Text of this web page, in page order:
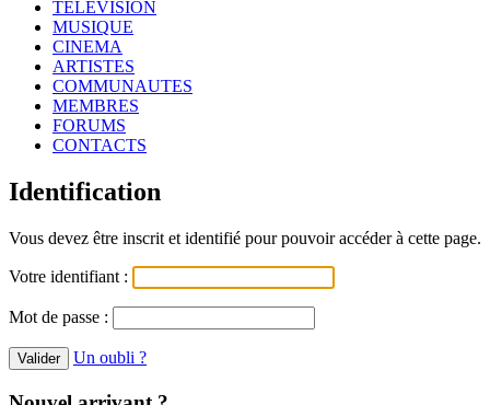
TELEVISION
MUSIQUE
CINEMA
ARTISTES
COMMUNAUTES
MEMBRES
FORUMS
CONTACTS
Identification
Vous devez être inscrit et identifié pour pouvoir accéder à cette page.
Votre identifiant :
Mot de passe :
Un oubli ?